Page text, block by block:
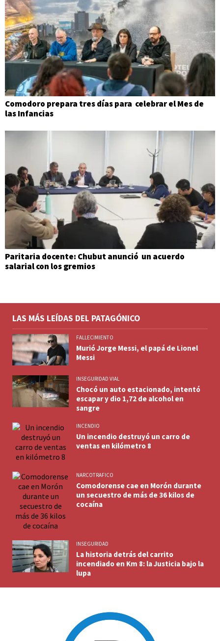
Comodoro prepara tres días para celebrar el Mes de
las Infancias
Paritaria docente: Chubut anunció un acuerdo
salarial con los gremios
LAS MÁS LEÍDAS DEL PATAGÓNICO
FALLECIMIENTO
Murió Jorge Messi, el papá de Lionel
Messi
INSEGURIDAD VIAL
Chocó un auto estacionado, intentó
escapar y dio 1,72 de alcohol en
sangre
INCENDIO
Un incendio destruyó un carro de
ventas en kilómetro 8
NARCOTRAFICO
Comodorense cae en Morón durante
un secuestro de más de 36 kilos de
cocaína
INSEGURIDAD
La historia detrás del carrito
incendiado en Km 8: la Justicia bajo la
lupa